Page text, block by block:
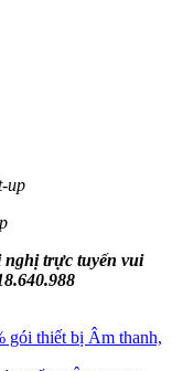
nghị trực tuyến vui